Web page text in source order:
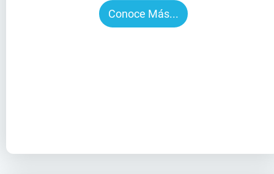
Conoce Más...